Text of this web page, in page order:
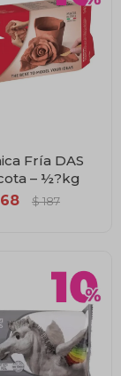
Fría DAS
– ½?kg
$ 187